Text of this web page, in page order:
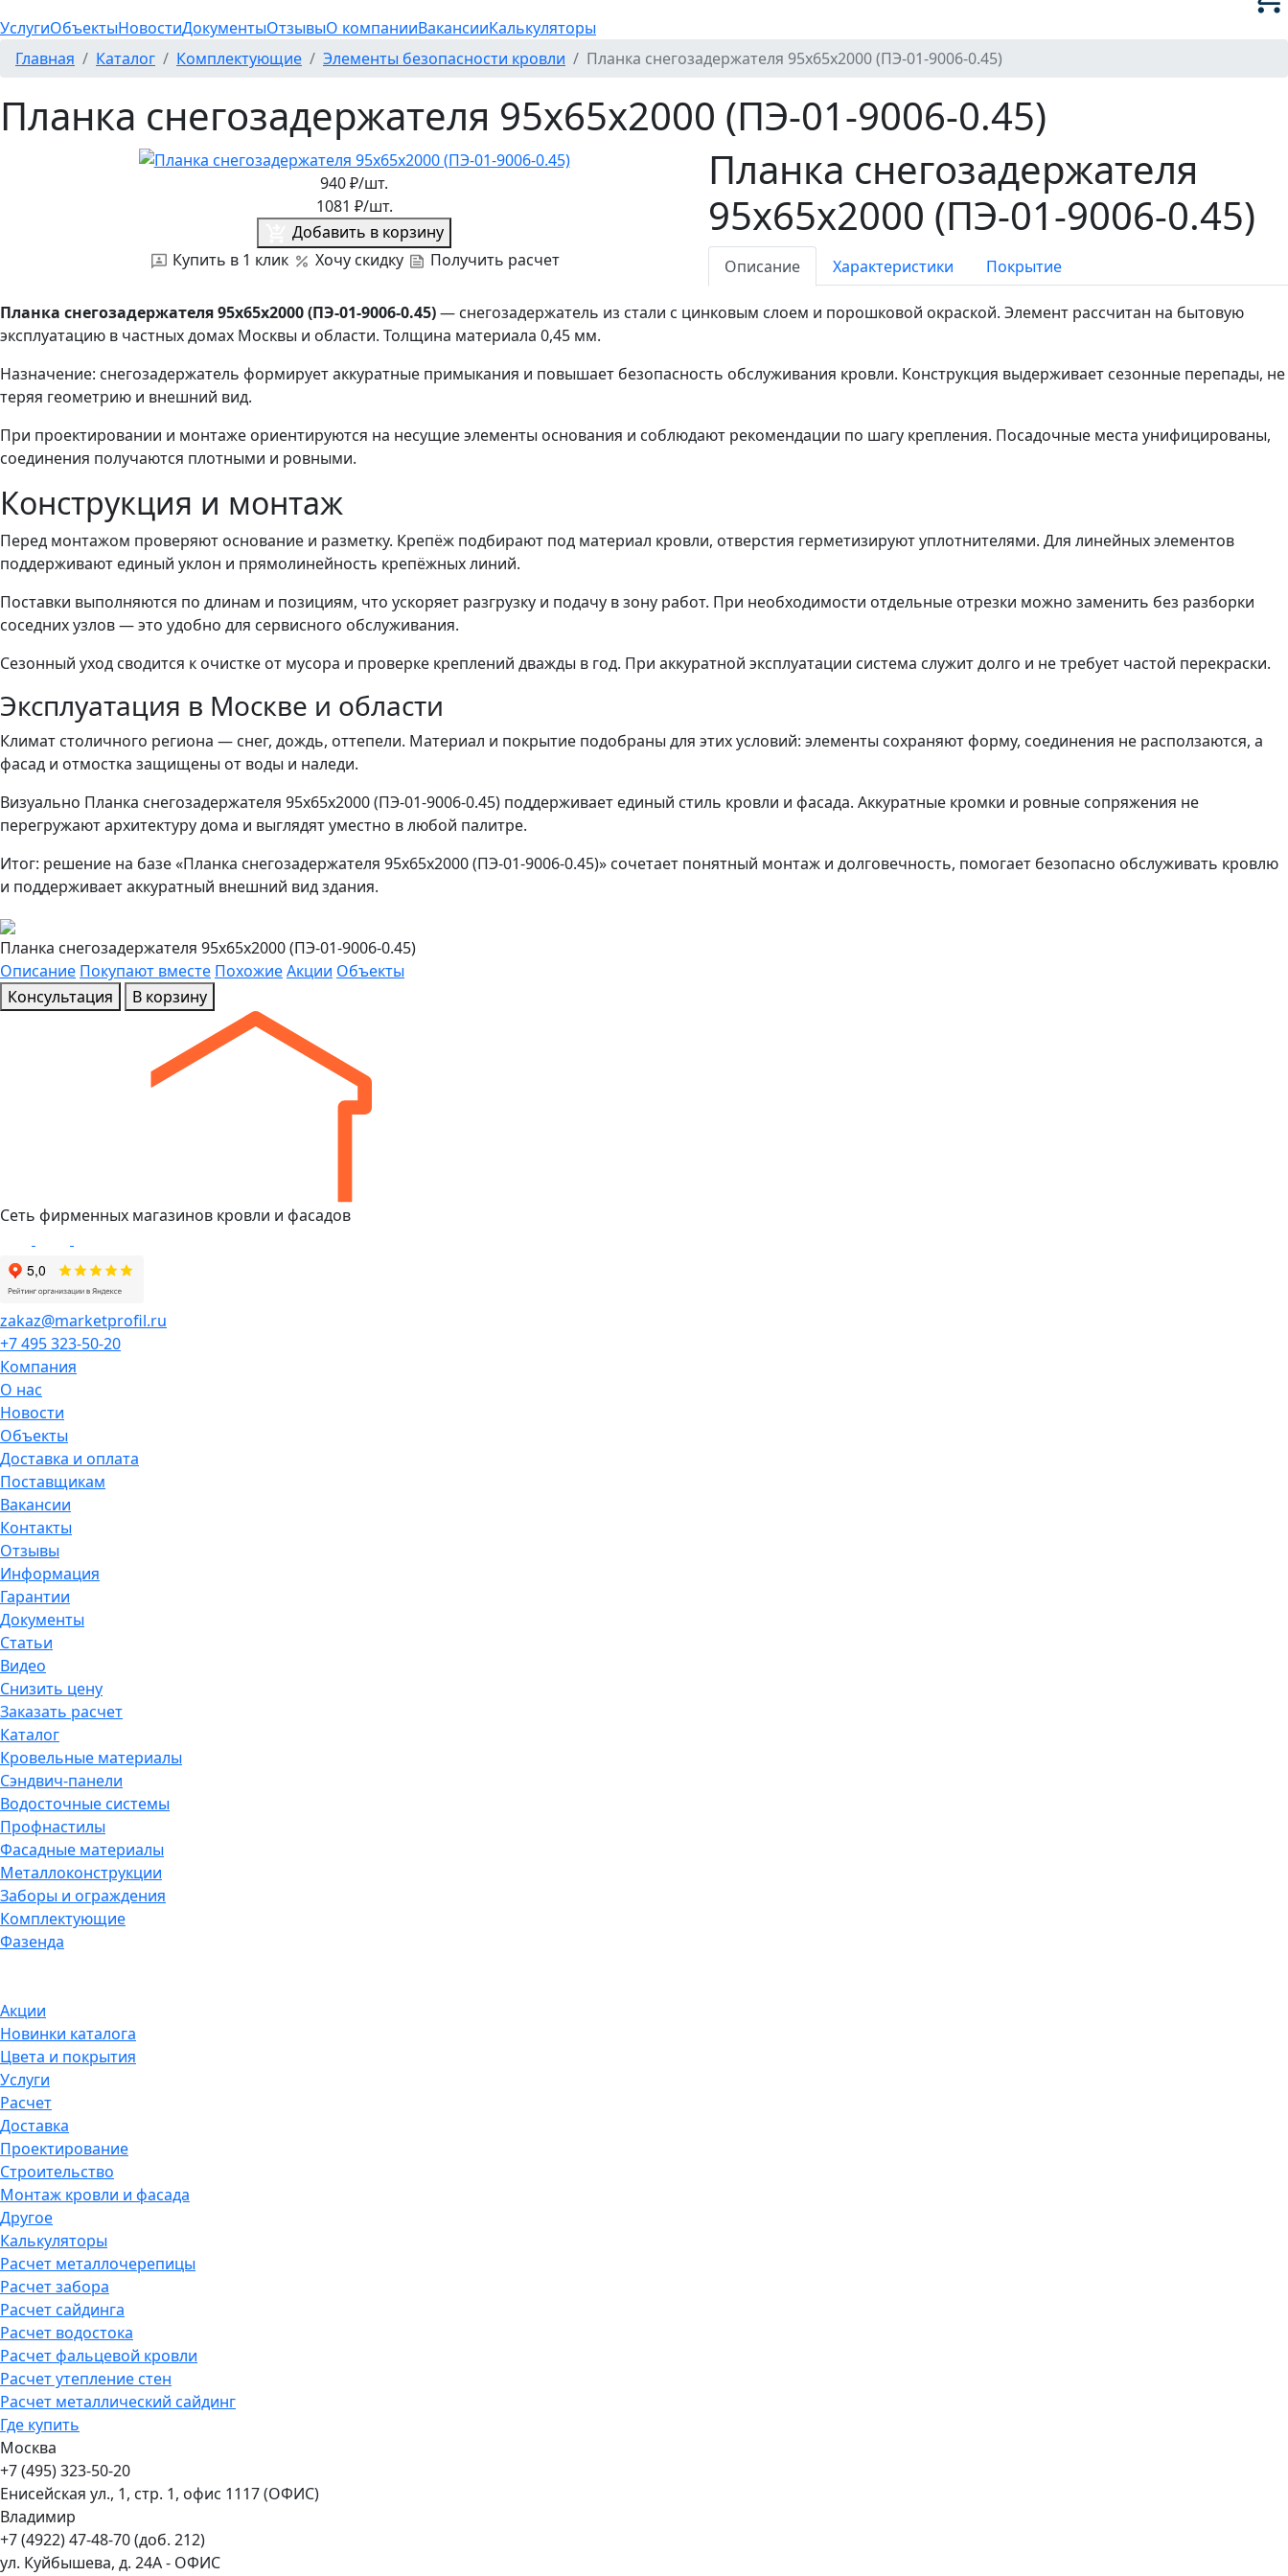
УслугиОбъектыНовостиДокументыОтзывыО компанииВакансииКалькуляторы
Главная
Каталог Комплектующие Элементы безопасности кровли Планка снегозадержателя 95х65х2000 (ПЭ-01-9006-0.45)
Планка снегозадержателя 95х65х2000 (ПЭ-01-9006-0.45)
940₽/шт.
1081 ₽/шт.
Добавить в корзину
Купить в 1 клик
Хочу скидку Получить расчет
Планка снегозадержателя
95х65х2000 (ПЭ-01-9006-0.45)
Описание Характеристики Покрытие
Планка снегозадержателя 95х65х2000 (ПЭ-01-9006-0.45)— снегозадержатель из стали с цинковым слоем и порошковой окраской. Элемент рассчитан на бытовую
эксплуатацию в частных домах Москвы и области. Толщина материала 0,45 мм.
Назначение: снегозадержатель формирует аккуратные примыкания и повышает безопасность обслуживания кровли. Конструкция выдерживает сезонные перепады, не
теряя геометрию и внешний вид.
При проектировании и монтаже ориентируются на несущие элементы основания и соблюдают рекомендации по шагу крепления. Посадочные места унифицированы,
соединения получаются плотными и ровными.
Конструкция и монтаж
Перед монтажом проверяют основание и разметку. Крепёж подбирают под материал кровли, отверстия герметизируют уплотнителями. Для линейных элементов
поддерживают единый уклон и прямолинейность крепёжных линий.
Поставки выполняются по длинам и позициям, что ускоряет разгрузку и подачу в зону работ. При необходимости отдельные отрезки можно заменить без разборки
соседних узлов — это удобно для сервисного обслуживания.
Сезонный уход сводится к очистке от мусора и проверке креплений дважды в год. При аккуратной эксплуатации система служит долго и не требует частой перекраски.
Эксплуатация в Москве и области
Климат столичного региона — снег, дождь, оттепели. Материал и покрытие подобраны для этих условий: элементы сохраняют форму, соединения не расползаются, а
фасад и отмостка защищены от воды и наледи.
Визуально Планка снегозадержателя 95х65х2000 (ПЭ-01-9006-0.45) поддерживает единый стиль кровли и фасада. Аккуратные кромки и ровные сопряжения не
перегружают архитектуру дома и выглядят уместно в любой палитре.
Итог: решение на базе «Планка снегозадержателя 95х65х2000 (ПЭ-01-9006-0.45)» сочетает понятный монтаж и долговечность, помогает безопасно обслуживать кровлю
и поддерживает аккуратный внешний вид здания.
Планка снегозадержателя 95х65х2000 (ПЭ-01-9006-0.45)
Описание Покупают вместе ПохожиеАкции Объекты
Консультация
В корзину
Сеть фирменных магазинов кровли и фасадов
zakaz@marketprofil.ru
+7 495 323-50-20
Компания
О нас
Новости
Объекты
Доставка и оплата
Поставщикам
Вакансии
Контакты
Отзывы
Информация
Гарантии
Документы
Статьи
Видео
Снизить цену
Заказать расчет
Каталог
Кровельные материалы
Сэндвич-панели
Водосточные системы
Профнастилы
Фасадные материалы
Металлоконструкции
Заборы и ограждения
Комплектующие
Фазенда
Акции
Новинки каталога
Цвета и покрытия
Услуги
Расчет
Доставка
Проектирование
Строительство
Монтаж кровли и фасада
Другое
Калькуляторы
Расчет металлочерепицы
Расчет забора
Расчет сайдинга
Расчет водостока
Расчет фальцевой кровли
Расчет утепление стен
Расчет металлический сайдинг
Где купить
Москва
+7 (495) 323-50-20
Енисейская ул., 1, стр. 1, офис 1117 (ОФИС)
Владимир
+7 (4922) 47-48-70 (доб. 212)
ул. Куйбышева, д. 24А - ОФИС